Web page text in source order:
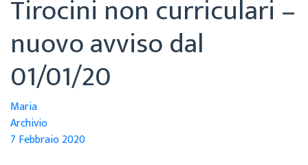
Tirocini non curriculari –
nuovo avviso dal
01/01/20
Maria
Archivio
7 Febbraio 2020